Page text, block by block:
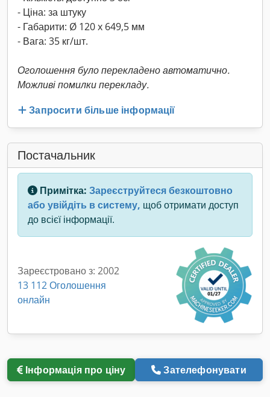
- Ціна: за штуку
- Габарити: Ø 120 x 649,5 мм
- Вага: 35 кг/шт.
Оголошення було перекладено автоматично.
Можливі помилки перекладу.
Запросити більше інформації
Постачальник
Примітка: Зареєструйтеся безкоштовно
або увійдіть в систему, щоб отримати доступ
до всієї інформації.
Зареєстровано з: 2002
13 112 Оголошення
онлайн
Інформація про ціну Зателефонувати